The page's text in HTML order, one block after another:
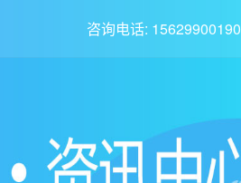
咨询电话: 15629900190